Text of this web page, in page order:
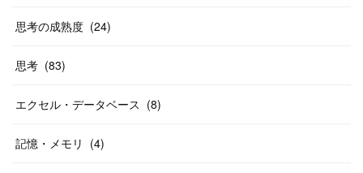
思考の成熟度 (24)
思考 (83)
エクセル・データベース (8)
記憶・メモリ (4)